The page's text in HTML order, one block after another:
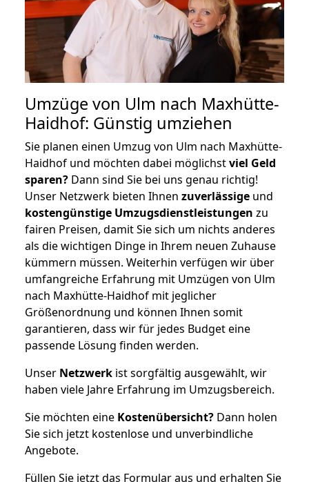
Umzüge von Ulm nach Maxhütte-
Haidhof: Günstig umziehen
Sie planen einen Umzug von Ulm nach Maxhütte-
Haidhof und möchten dabei möglichstviel Geld
sparen? Dann sind Sie bei uns genau richtig!
Unser Netzwerk bieten Ihnen zuverlässige und
kostengünstige Umzugsdienstleistungen zu
fairen Preisen, damit Sie sich um nichts anderes
als die wichtigen Dinge in Ihrem neuen Zuhause
kümmern müssen. Weiterhin verfügen wir über
umfangreiche Erfahrung mit Umzügen von Ulm
nach Maxhütte-Haidhof mit jeglicher
Größenordnung und können Ihnen somit
garantieren, dass wir für jedes Budget eine
passende Lösung finden werden.
Unser Netzwerk ist sorgfältig ausgewählt, wir
haben viele Jahre Erfahrung im Umzugsbereich.
Sie möchten eine Kostenübersicht? Dann holen
Sie sich jetzt kostenlose und unverbindliche
Angebote.
Füllen Sie jetzt das Formular aus und erhalten Sie